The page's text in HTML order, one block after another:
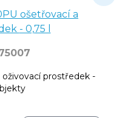
ošetřovací a
oživovací prostředek - 0,75 l
prostředek -